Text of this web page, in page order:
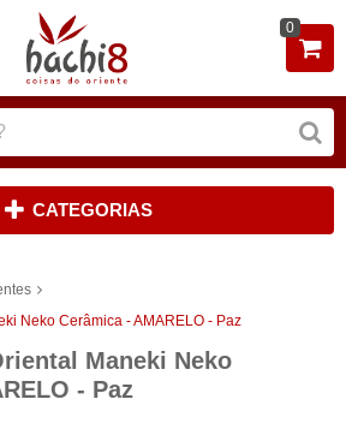
0
CATEGORIAS
Neko Cerâmica - AMARELO - Paz
Maneki Neko
- Paz